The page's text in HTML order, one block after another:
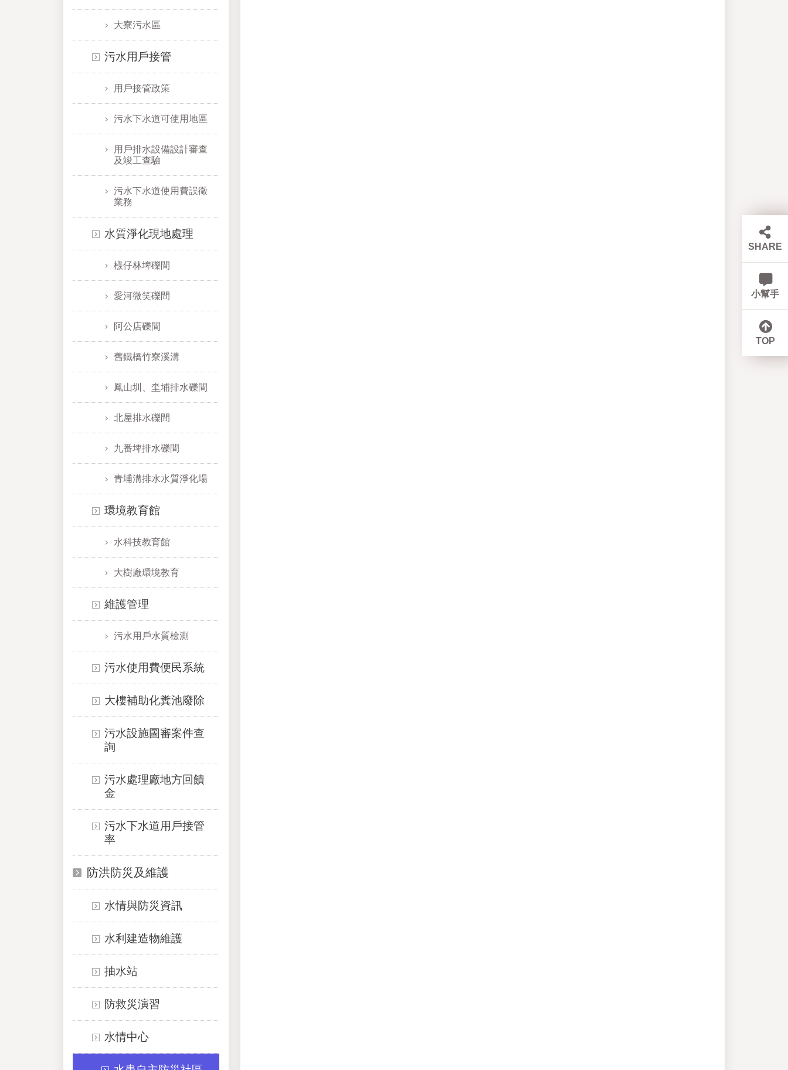
大寮污水區
污水用戶接管
用戶接管政策
污水下水道可使用地區
用戶排水設備設計審查
及竣工查驗
污水下水道使用費誤徵
業務
水質淨化現地處理
檨仔林埤礫間
愛河微笑礫間
阿公店礫間
舊鐵橋竹寮溪溝
鳳山圳、坔埔排水礫間
北屋排水礫間
九番埤排水礫間
青埔溝排水水質淨化場
環境教育館
水科技教育館
大樹廠環境教育
維護管理
污水用戶水質檢測
污水使用費便民系統
大樓補助化糞池廢除
污水設施圖審案件查
詢
污水處理廠地方回饋
金
污水下水道用戶接管
率
防洪防災及維護
水情與防災資訊
水利建造物維護
抽水站
防救災演習
水情中心
SHARE
小幫手
TOP